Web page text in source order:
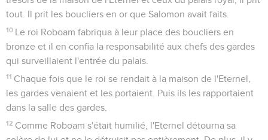
tout. Il prit les boucliers en or que Salomon avait faits.
10 Le roi Roboam fabriqua à leur place des boucliers en
bronze et il en confia la responsabilité aux chefs des gardes
qui surveillaient l'entrée du palais.
11 Chaque fois que le roi se rendait à la maison de l'Eternel,
les gardes venaient et les portaient. Puis ils les rapportaient
dans la salle des gardes.
12 Comme Roboam s'était humilié, l'Eternel détourna sa